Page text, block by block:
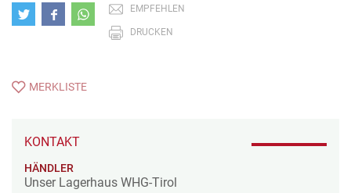
EMPFEHLEN
DRUCKEN
MERKLISTE
KONTAKT
HÄNDLER
Unser Lagerhaus WHG-Tirol